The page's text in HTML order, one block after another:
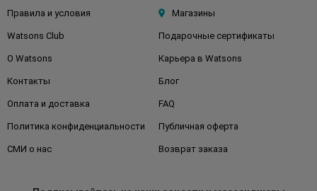
Правила и условия Магазины
Watsons Club Подарочные сертификаты
О Watsons Карьера в Watsons
Контакты Блог
Оплата и доставка FAQ
Политика конфиденциальности Публичная оферта
СМИ о нас Возврат заказа